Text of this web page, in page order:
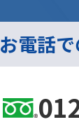
お電話